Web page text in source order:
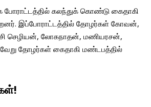
போராட்டத்தில் கலந்துக் கொண்டு கைதாகி
இப்போராட்டத்தில் தோழர்கள் கோவன்,
செழியன், லோகநாதன், மணியரசன்,
தோழர்கள் கைதாகி மண்டபத்தில்